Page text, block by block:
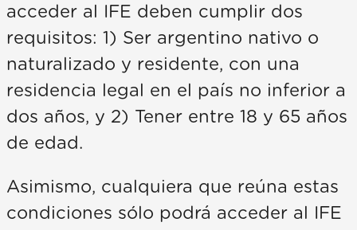
acceder al IFE deben cumplir dos
requisitos: 1) Ser argentino nativo o
naturalizado y residente, con una
residencia legal en el país no inferior a
dos años, y 2) Tener entre 18 y 65 años
de edad.
Asimismo, cualquiera que reúna estas
condiciones sólo podrá acceder al IFE